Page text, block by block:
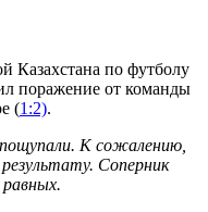
Казахстана по футболу
поражение от команды
(1:2).
К сожалению,
Соперник
равных.